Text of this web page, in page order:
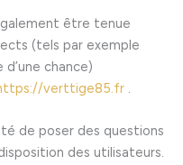
être tenue
(tels par exemple
chance)
verttige85.fr .
de poser des questions
des utilisateurs.